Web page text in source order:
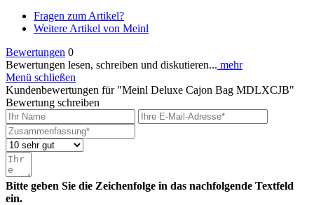
Fragen zum Artikel?
Weitere Artikel von Meinl
Bewertungen 0
Bewertungen lesen, schreiben und diskutieren... mehr
Menü schließen
Kundenbewertungen für "Meinl Deluxe Cajon Bag MDLXCJB"
Bewertung schreiben
Bitte geben Sie die Zeichenfolge in das nachfolgende Textfeld
ein.